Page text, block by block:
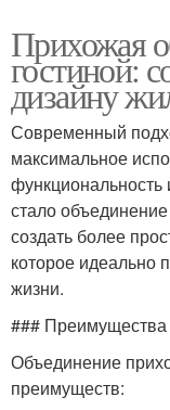
Прихожая
гостиной:
дизайну
Современный
максимальное
стало
создать более
которое идеально
жизни.
### Преимущества
Объединение
преимуществ: